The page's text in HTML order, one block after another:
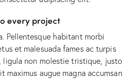
every project
Pellentesque habitant morbi
et malesuada fames ac turpis
ligula non molestie tristique, justo
augue magna accumsan